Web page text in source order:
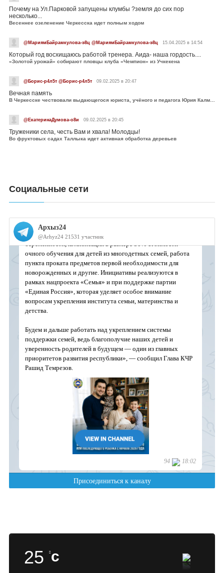
Почему на Ул.Парковой запущены клумбы ?земля до сих пор
несколько...
Весеннее озеленение Черкесска идет полным ходом
@МариямБайрамкулова-э8ц @МариямБайрамкулова-э8ц 15.04.2025 в 14:54
Который год восхищаюсь работой тренера. Аида- наша гордость....
«Золотой урожай» собирают пловцы клуба «Чемпион» из Учкекена
@Борис-р4л5т @Борис-р4л5т 09.02.2025 в 20:47
Вечная память
В Черкесске чествовали выдающегося юриста, учёного и педагога Юрия Калмыкова
@ЕкатеринаДумова-о8и 09.02.2025 в 20:45
Труженики села, честь Вам и хвала! Молодцы!
Во фруктовых садах Таллыка идет активная обработка деревьев
Социальные сети
25 c